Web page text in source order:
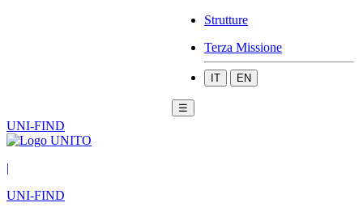
Strutture
Terza Missione
IT EN
☰
UNI-FIND
|
UNI-FIND